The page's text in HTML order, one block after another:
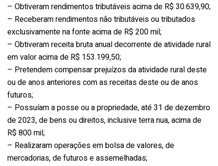
– Obtiveram rendimentos tributáveis acima de R$ 30.639,90;
– Receberam rendimentos não tributáveis ou tributados
exclusivamente na fonte acima de R$ 200 mil;
– Obtiveram receita bruta anual decorrente de atividade rural
em valor acima de R$ 153.199,50;
– Pretendem compensar prejuízos da atividade rural deste
ou de anos anteriores com as receitas deste ou de anos
futuros;
– Possuíam a posse ou a propriedade, até 31 de dezembro
de 2023, de bens ou direitos, inclusive terra nua, acima de
R$ 800 mil;
– Realizaram operações em bolsa de valores, de
mercadorias, de futuros e assemelhadas;